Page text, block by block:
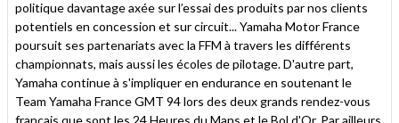
politique davantage axée sur l’essai des produits par nos clients
potentiels en concession et sur circuit... Yamaha Motor France
poursuit ses partenariats avec la FFM à travers les différents
championnats, mais aussi les écoles de pilotage. D'autre part,
Yamaha continue à s'impliquer en endurance en soutenant le
Team Yamaha France GMT 94 lors des deux grands rendez-vous
français que sont les 24 Heures du Mans et le Bol d'Or. Par ailleurs